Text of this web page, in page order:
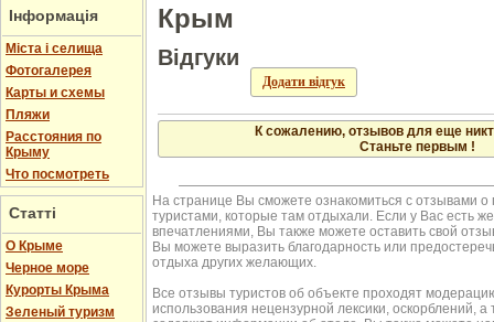
Інформація
Міста і селища
Фотогалерея
Карты и схемы
Пляжи
Расстояния по
Крыму
Что посмотреть
Статті
О Крыме
Черное море
Курорты Крыма
Зеленый туризм
Крым
Відгуки
Додати відгук
К сожалению, отзывов для еще
Станьте первым !
На странице Вы сможете ознакомиться с отзывами
туристами, которые там отдыхали. Если у Вас есть
впечатлениями, Вы также можете оставить свой
Вы можете выразить благодарность или
отдыха других желающих.
Все отзывы туристов об объекте проходят
использования нецензурной лексики, оскорблений,